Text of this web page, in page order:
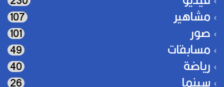
مشاهير 107
صور 101
مسابقات 49
رياضة 40
سينما 26